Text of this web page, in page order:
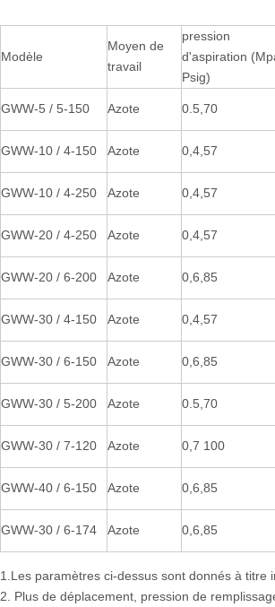
Modèle
Moyen de
travail
pression
d'aspiration
Psig)
GWW-5 / 5-150 Azote 0.5,70
GWW-10 / 4-150 Azote 0,4,57
GWW-10 / 4-250 Azote 0,4,57
GWW-20 / 4-250 Azote 0,4,57
GWW-20 / 6-200 Azote 0,6,85
GWW-30 / 4-150 Azote 0,4,57
GWW-30 / 6-150 Azote 0,6,85
GWW-30 / 5-200 Azote 0.5,70
GWW-30 / 7-120 Azote 0,7 100
GWW-40 / 6-150 Azote 0,6,85
GWW-30 / 6-174 Azote 0,6,85
1.Les paramètres ci-dessus sont donnés à titre
2. Plus de déplacement, pression de